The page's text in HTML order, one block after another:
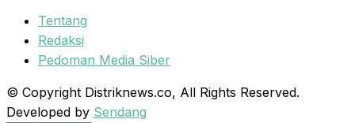
Tentang
Redaksi
Pedoman Media Siber
© Copyright Distriknews.co, All Rights Reserved.
Developed by Sendang